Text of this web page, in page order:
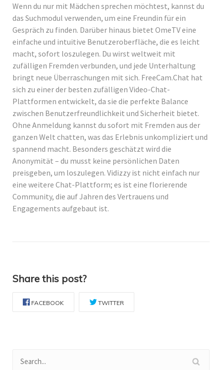
Wenn du nur mit Mädchen sprechen möchtest, kannst du
das Suchmodul verwenden, um eine Freundin für ein
Gespräch zu finden. Darüber hinaus bietet OmeTV eine
einfache und intuitive Benutzeroberfläche, die es leicht
macht, sofort loszulegen. Du wirst weltweit mit
zufälligen Fremden verbunden, und jede Unterhaltung
bringt neue Überraschungen mit sich. FreeCam.Chat hat
sich zu einer der besten zufälligen Video-Chat-
Plattformen entwickelt, da sie die perfekte Balance
zwischen Benutzerfreundlichkeit und Sicherheit bietet.
Ohne Anmeldung kannst du sofort mit Fremden aus der
ganzen Welt chatten, was das Erlebnis unkompliziert und
spannend macht. Besonders geschätzt wird die
Anonymität – du musst keine persönlichen Daten
preisgeben, um loszulegen. Vidizzy ist nicht einfach nur
eine weitere Chat-Plattform; es ist eine florierende
Community, die auf Jahren des Vertrauens und
Engagements aufgebaut ist.
Share this post?
FACEBOOK TWITTER